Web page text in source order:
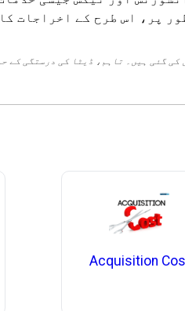
پر، اس طرح کے اخراجات
گئی ہیں۔ تاہم، ڈیٹا کی درستگی
Acquisition